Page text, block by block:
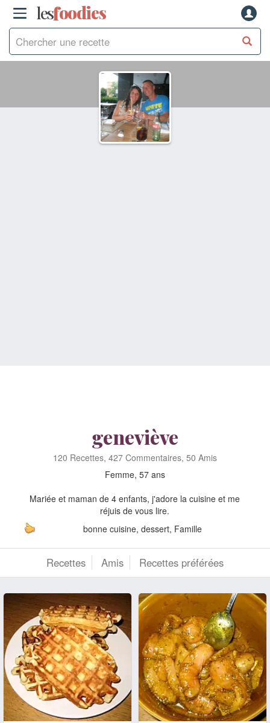
lesfoodies
geneviève
120 Recettes, 427 Commentaires, 50 Amis
Femme, 57 ans
Mariée et maman de 4 enfants, j'adore la cuisine et me
réjuis de vous lire.
bonne cuisine, dessert, Famille
Recettes Amis Recettes préférées